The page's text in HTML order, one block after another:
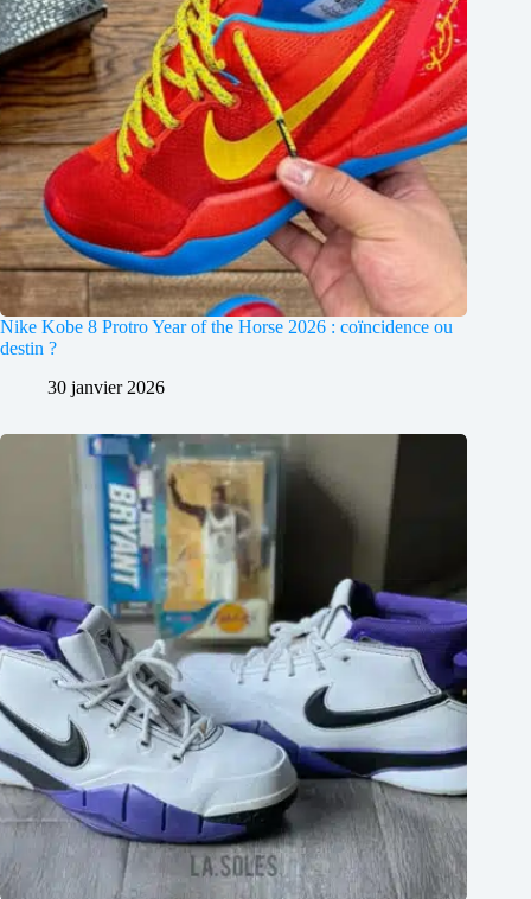
Nike Kobe 8 Protro Year of the Horse 2026 : coïncidence ou
destin ?
30 janvier 2026